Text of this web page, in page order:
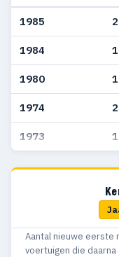
1985 2
1984 1
1980 1
1974 2
1973 1
Aantal nieuwe
voertuigen die